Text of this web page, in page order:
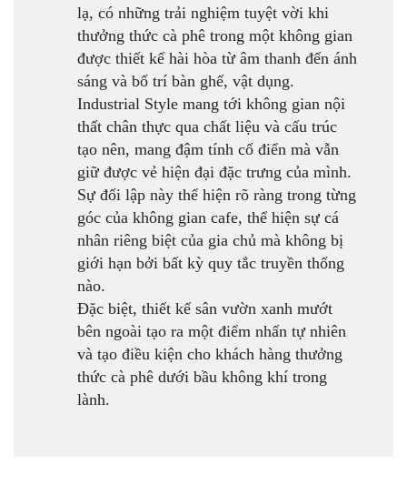
lạ, có những trải nghiệm tuyệt vời khi
thưởng thức cà phê trong một không gian
được thiết kế hài hòa từ âm thanh đến ánh
sáng và bố trí bàn ghế, vật dụng.
Industrial Style mang tới không gian nội
thất chân thực qua chất liệu và cấu trúc
tạo nên, mang đậm tính cổ điển mà vẫn
giữ được vẻ hiện đại đặc trưng của mình.
Sự đối lập này thể hiện rõ ràng trong từng
góc của không gian cafe, thể hiện sự cá
nhân riêng biệt của gia chủ mà không bị
giới hạn bởi bất kỳ quy tắc truyền thống
nào.
Đặc biệt, thiết kế sân vườn xanh mướt
bên ngoài tạo ra một điểm nhấn tự nhiên
và tạo điều kiện cho khách hàng thưởng
thức cà phê dưới bầu không khí trong
lành.